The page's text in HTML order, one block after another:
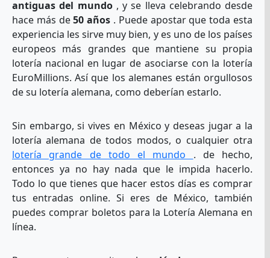
antiguas del mundo , y se lleva celebrando desde
hace más de50 años . Puede apostar que toda esta
experiencia les sirve muy bien, y es uno de los países
europeos más grandes que mantiene su propia
lotería nacional en lugar de asociarse con la lotería
EuroMillions. Así que los alemanes están orgullosos
de su lotería alemana, como deberían estarlo.
Sin embargo, si vives en México y deseas jugar a la
lotería alemana de todos modos, o cualquier otra
lotería grande de todo el mundo . de hecho,
entonces ya no hay nada que le impida hacerlo.
Todo lo que tienes que hacer estos días es comprar
tus entradas online. Si eres de México, también
puedes comprar boletos para la Lotería Alemana en
línea.